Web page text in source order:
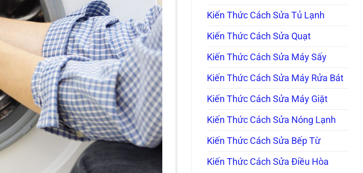
Kiến Thức Cách Sửa Tủ Lạnh
Kiến Thức Cách Sửa Quạt
Kiến Thức Cách Sửa Máy Sấy
Kiến Thức Cách Sửa Máy Rửa Bát
Kiến Thức Cách Sửa Máy Giặt
Kiến Thức Cách Sửa Nóng Lạnh
Kiến Thức Cách Sửa Bếp Từ
Kiến Thức Cách Sửa Điều Hòa